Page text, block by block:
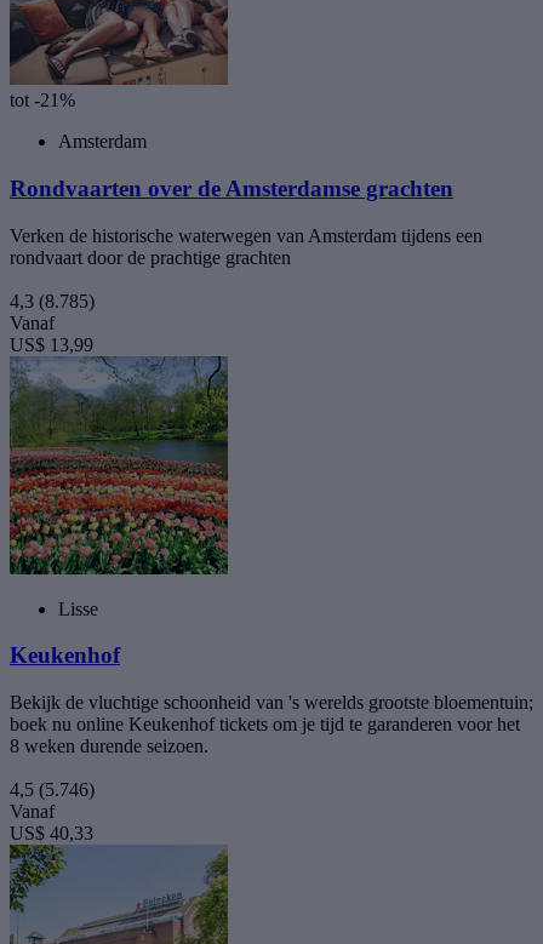
tot -21%
Amsterdam
Rondvaarten over de Amsterdamse grachten
Verken de historische waterwegen van Amsterdam tijdens een
rondvaart door de prachtige grachten
4,3 (8.785)
Vanaf
US$ 13,99
Lisse
Keukenhof
Bekijk de vluchtige schoonheid van 's werelds grootste bloementuin;
boek nu online Keukenhof tickets om je tijd te garanderen voor het
8 weken durende seizoen.
4,5 (5.746)
Vanaf
US$ 40,33